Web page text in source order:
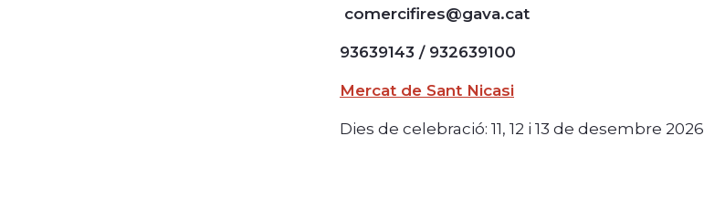
comercifires@gava.cat
93639143 / 932639100
Mercat de Sant Nicasi
Dies de celebració: 11, 12 i 13 de desembre 2026